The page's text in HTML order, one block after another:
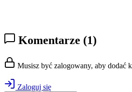
Komentarze (1)
Musisz być zalogowany, aby dodać
Zaloguj się